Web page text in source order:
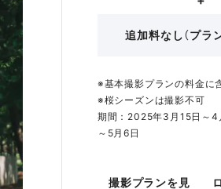
追加料なし（プラ
※基本撮影プランの料金に
※桜シーズンは撮影不可
期間：2025年3月15日～4
～5月6日
撮影プランを見